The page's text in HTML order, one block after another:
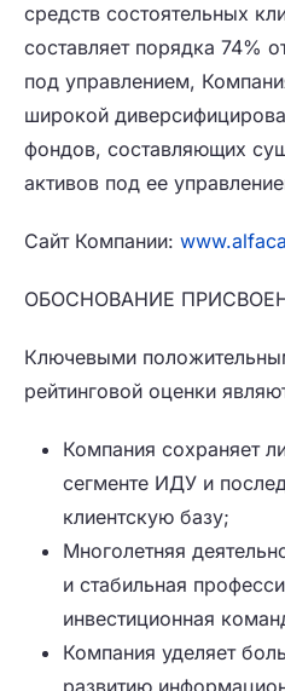
средств состоятельных
составляет порядка 74%
под управлением,
широкой
фондов, составляющих
активов под ее
Сайт Компании:
ОБОСНОВАНИЕ
Ключевыми
рейтинговой оценки
Компания сохраняет
сегменте ИДУ и
клиентскую базу;
Многолетняя
и стабильная
инвестиционная
Компания уделяет
развитию